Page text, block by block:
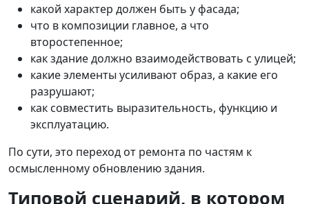
какой характер должен быть у фасада;
что в композиции главное, а что
второстепенное;
как здание должно взаимодействовать с улицей;
какие элементы усиливают образ, а какие его
разрушают;
как совместить выразительность, функцию и
эксплуатацию.
По сути, это переход от ремонта по частям к
осмысленному обновлению здания.
Типовой сценарий, в котором